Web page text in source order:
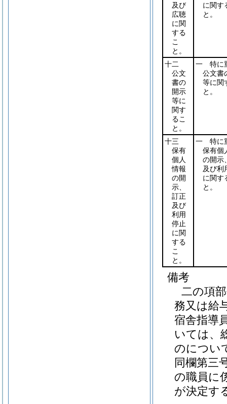
及び
広聴
に関
する
こ
と。
に関す
と。
十二
公文
書の
開示
等に
関す
るこ
と。
一 特に
公文書
等に関
と。
十三
保有
個人
情報
の開
示、
訂正
及び
利用
停止
に関
する
こ
と。
一 特に
保有個
の開示
及び利
に関す
と。
備考
二の項
務又は給
宿舎指導
いては、
のについ
同欄第三
の職員に
が決定す